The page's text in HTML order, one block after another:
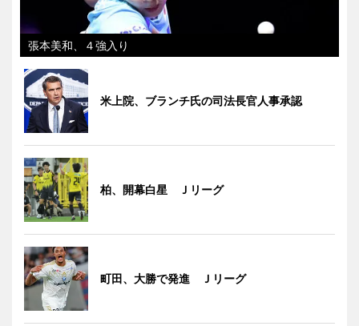
張本美和、４強入り
米上院、ブランチ氏の司法長官人事承認
柏、開幕白星 Ｊリーグ
町田、大勝で発進 Ｊリーグ